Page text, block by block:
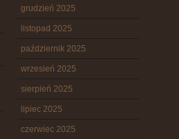
grudzień 2025
listopad 2025
październik 2025
wrzesień 2025
sierpień 2025
lipiec 2025
czerwiec 2025